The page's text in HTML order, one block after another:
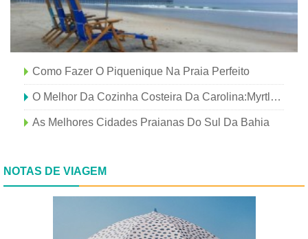
Como Fazer O Piquenique Na Praia Perfeito
O Melhor Da Cozinha Costeira Da Carolina:Myrtle Beach
As Melhores Cidades Praianas Do Sul Da Bahia
NOTAS DE VIAGEM